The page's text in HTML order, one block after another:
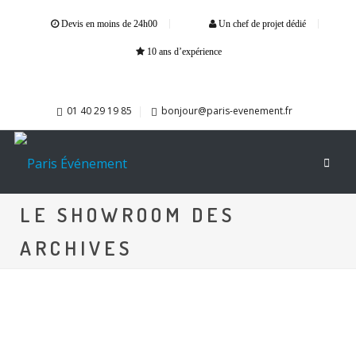
Devis en moins de 24h00 Un chef de projet dédié
10 ans d’expérience
01 40 29 19 85 bonjour@paris-evenement.fr
LE SHOWROOM DES
ARCHIVES